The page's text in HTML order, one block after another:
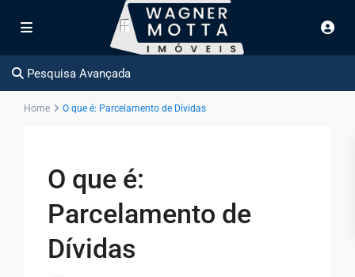
Pesquisa Avançada
Home O que é: Parcelamento de Dívidas
O que é:
Parcelamento de
Dívidas